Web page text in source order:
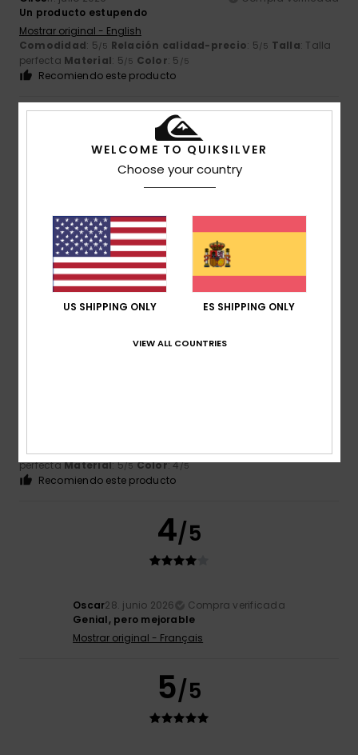
Un producto estupendo
Mostrar original - English
Comodidad: 5/5 Relación calidad-precio: 5/5 Talla: Talla
perfecta Material: 5/5 Color: 5 /5
Recomiendo este producto
5/5
Un producto estupendo, mejor que en la foto
Mostrar original - English
Comodidad: 5/5 Relación calidad-precio
perfectaMaterial: 5/5 Color
Recomiendo este producto
perfectaMaterial: 5/5 Color: 4/5
Recomiendo este producto
4/5
Oscar28. junio 2026
Compra verificada
Genial, pero mejorable
Mostrar original - Français
5/5
WELCOME TO QUIKSILVER
Choose your country
US SHIPPING ONLY ES SHIPPING ONLY
VIEW ALL COUNTRIES